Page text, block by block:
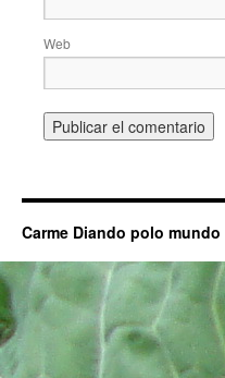
Web
Carme Diando polo mundo